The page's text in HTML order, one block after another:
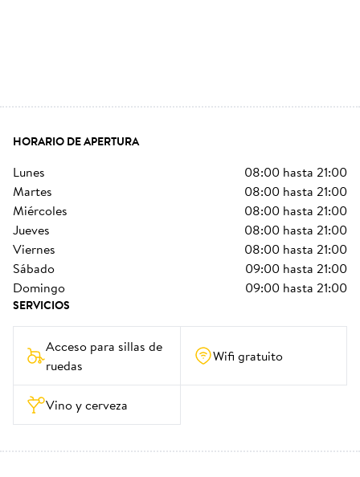
HORARIO DE APERTURA
lunes 08:00 hasta 21:00
martes
08:00 hasta 21:00
miércoles
08:00 hasta 21:00
jueves
08:00 hasta 21:00
viernes
08:00 hasta 21:00
sábado
09:00 hasta 21:00
domingo
09:00 hasta 21:00
SERVICIOS
Acceso para sillas de
ruedas
Wifi gratuito
Vino y cerveza